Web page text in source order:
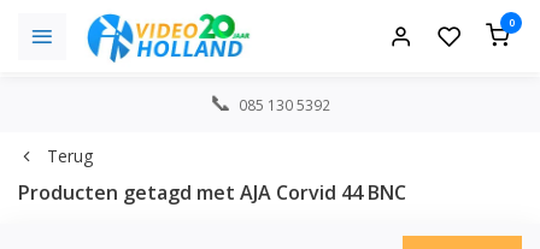
0
085 130 5392
Terug
Producten getagd met AJA Corvid 44 BNC